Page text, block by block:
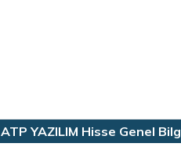
ATP YAZILIM Hisse Genel